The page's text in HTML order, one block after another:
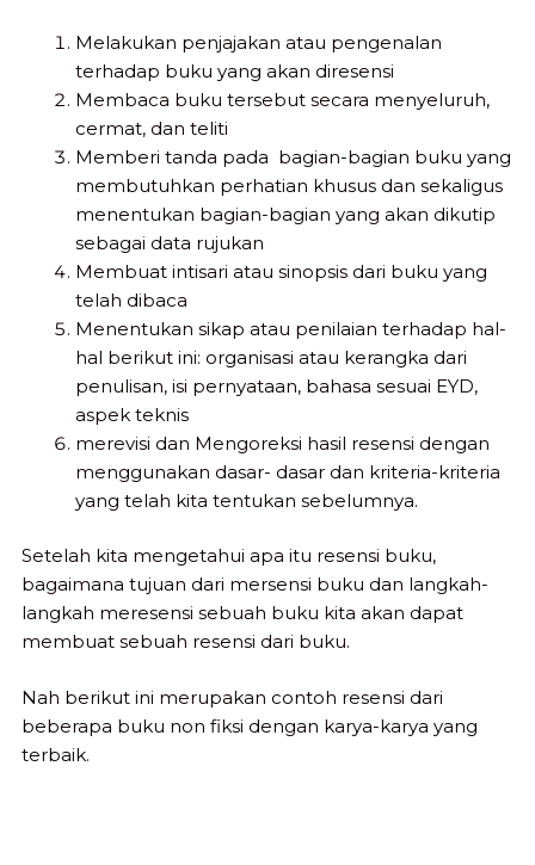
Melakukan penjajakan atau pengenalan
terhadap buku yang akan diresensi
Membaca buku tersebut secara menyeluruh,
cermat, dan teliti
Memberi tanda pada bagian-bagian buku yang
membutuhkan perhatian khusus dan sekaligus
menentukan bagian-bagian yang akan dikutip
sebagai data rujukan
Membuat intisari atau sinopsis dari buku yang
telah dibaca
Menentukan sikap atau penilaian terhadap hal-
hal berikut ini: organisasi atau kerangka dari
penulisan, isi pernyataan, bahasa sesuai EYD,
aspek teknis
merevisi dan Mengoreksi hasil resensi dengan
menggunakan dasar- dasar dan kriteria-kriteria
yang telah kita tentukan sebelumnya.
Setelah kita mengetahui apa itu resensi buku,
bagaimana tujuan dari mersensi buku dan langkah-
langkah meresensi sebuah buku kita akan dapat
membuat sebuah resensi dari buku.
Nah berikut ini merupakan contoh resensi dari
beberapa buku non fiksi dengan karya-karya yang
terbaik.